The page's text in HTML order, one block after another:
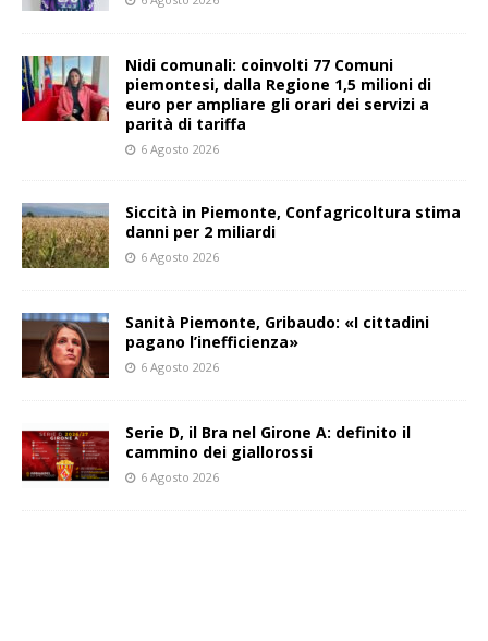
Nidi comunali: coinvolti 77 Comuni
piemontesi, dalla Regione 1,5 milioni di
euro per ampliare gli orari dei servizi a
parità di tariffa
6 Agosto 2026
Siccità in Piemonte, Confagricoltura stima
danni per 2 miliardi
6 Agosto 2026
Sanità Piemonte, Gribaudo: «I cittadini
pagano l’inefficienza»
6 Agosto 2026
Serie D, il Bra nel Girone A: definito il
cammino dei giallorossi
6 Agosto 2026